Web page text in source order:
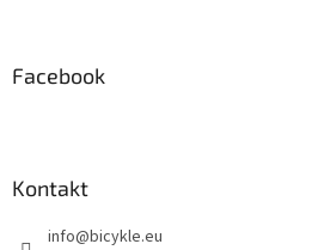
Facebook
Kontakt
info@bicykle.eu